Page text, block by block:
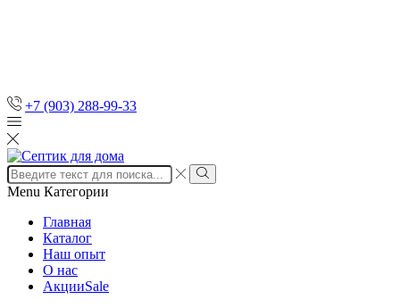
+7 (903) 288-99-33
Search
input
Search
Menu Категории
Главная
Каталог
Наш опыт
О нас
АкцииSale